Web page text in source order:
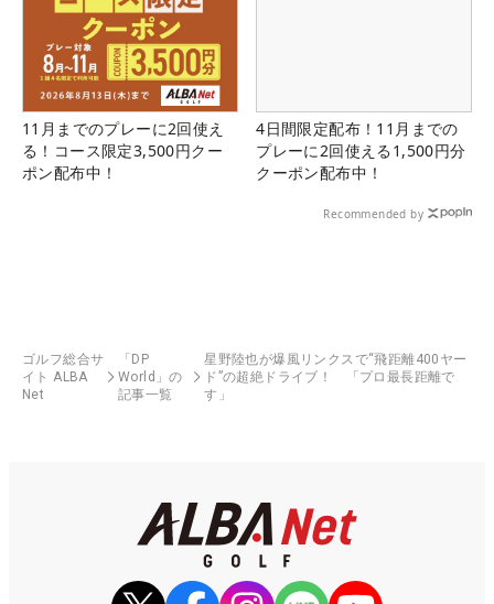
11月までのプレーに2回使え
る！コース限定3,500円クー
ポン配布中！
4日間限定配布！11月までの
プレーに2回使える1,500円分
クーポン配布中！
Recommended by
ゴルフ総合サ
イト ALBA
Net
「DP
World」の
記事一覧
星野陸也が爆風リンクスで“飛距離400ヤー
ド”の超絶ドライブ！ 「プロ最長距離で
す」